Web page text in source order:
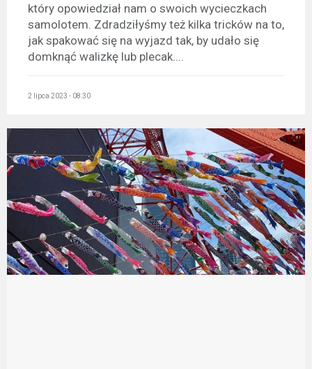
który opowiedział nam o swoich wycieczkach
samolotem. Zdradziłyśmy też kilka tricków na to,
jak spakować się na wyjazd tak, by udało się
domknąć walizkę lub plecak....
2 lipca 2023 - 08:30